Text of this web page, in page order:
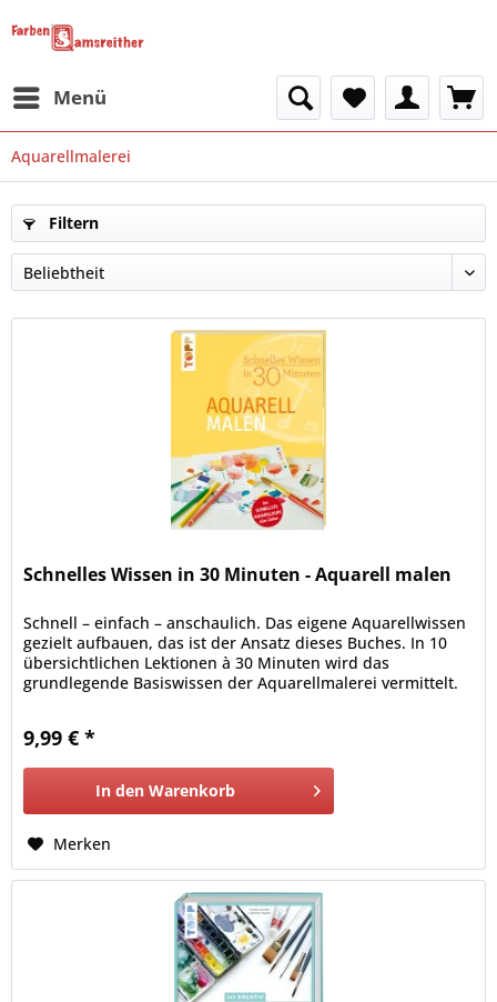
Menü
Aquarellmalerei
Filtern
Schnelles Wissen in 30 Minuten - Aquarell malen
Schnell – einfach – anschaulich. Das eigene Aquarellwissen
gezielt aufbauen, das ist der Ansatz dieses Buches. In 10
übersichtlichen Lektionen à 30 Minuten wird das
grundlegende Basiswissen der Aquarellmalerei vermittelt.
9,99 € *
In den Warenkorb
Merken